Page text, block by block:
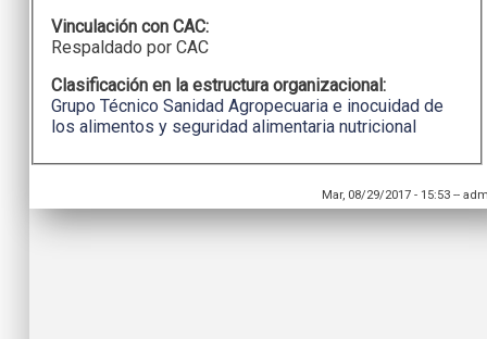
Vinculación con CAC:
Respaldado por CAC
Clasificación en la estructura organizacional:
Grupo Técnico Sanidad Agropecuaria e inocuidad de
los alimentos y seguridad alimentaria nutricional
Mar, 08/29/2017 - 15:53 --